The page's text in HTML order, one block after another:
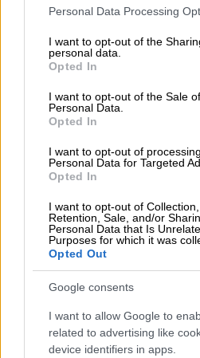
Please note that this website/app
not limited to your visit or usage
grant or deny consent to Google
use your data for below specified
consent section.
Personal Data Processing
I want to opt-out of the
personal data.
Opted In
I want to opt-out of the Sale
Personal Data.
Opted In
I want to opt-out of
Personal Data for Targeted
Opted In
I want to opt-out of Collection,
Retention, Sale, and/or
Personal Data that Is
Purposes for which it was
Opted Out
Google consents
I want to allow Google to
related to advertising like
device identifiers in apps.
ΔΙΑΒΑΣΤΕ ΕΠΙΣΗΣ
Ελλάδα|31.10.2025 19:19
Απαγόρευση
της άφιξης της νέας
ΗΠΑ, Κίμπερλι
Έντρομοι, οι
περιστατικό βρήκαν τη
από το σπίτι, ενώ η
μαχαιρωμένη στο
απαγγέλθηκαν
βαθμού.